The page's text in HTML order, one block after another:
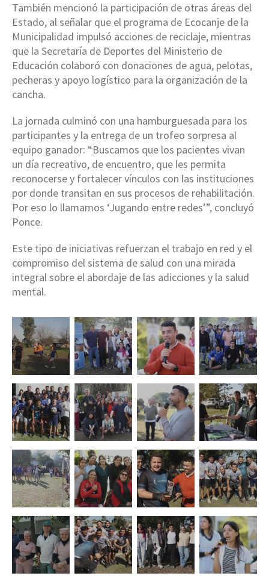
También mencionó la participación de otras áreas del
Estado, al señalar que el programa de Ecocanje de la
Municipalidad impulsó acciones de reciclaje, mientras
que la Secretaría de Deportes del Ministerio de
Educación colaboró con donaciones de agua, pelotas,
pecheras y apoyo logístico para la organización de la
cancha.
La jornada culminó con una hamburguesada para los
participantes y la entrega de un trofeo sorpresa al
equipo ganador: “Buscamos que los pacientes vivan
un día recreativo, de encuentro, que les permita
reconocerse y fortalecer vínculos con las instituciones
por donde transitan en sus procesos de rehabilitación.
Por eso lo llamamos ‘Jugando entre redes’”, concluyó
Ponce.
Este tipo de iniciativas refuerzan el trabajo en red y el
compromiso del sistema de salud con una mirada
integral sobre el abordaje de las adicciones y la salud
mental.